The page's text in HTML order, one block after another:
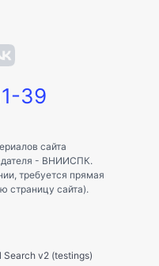
39
сайта
- ВНИИСПК.
требуется прямая
страницу сайта).
Search v2 (testings)